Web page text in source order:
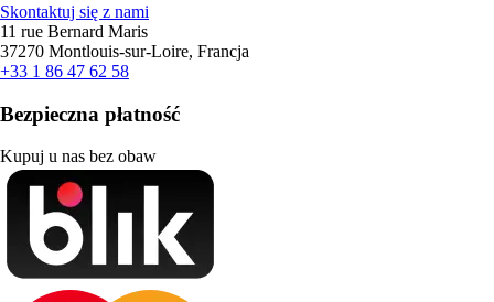
Skontaktuj się z nami
11 rue Bernard Maris
37270 Montlouis-sur-Loire, Francja
+33 1 86 47 62 58
Bezpieczna płatność
Kupuj u nas bez obaw